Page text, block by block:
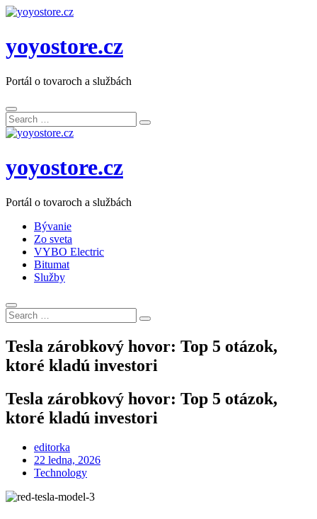
yoyostore.cz
Portál o tovaroch a službách
Search
for:
Search
yoyostore.cz
Portál o tovaroch a službách
Bývanie
Zo sveta
VYBO Electric
Bitumat
Služby
Search
for:
Search
Tesla zárobkový hovor: Top 5 otázok,
ktoré kladú investori
Tesla zárobkový hovor: Top 5 otázok,
ktoré kladú investori
editorka
Posted
on
22 ledna, 2026
Technology